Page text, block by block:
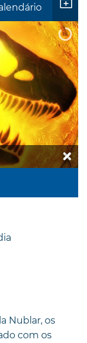
Nublar, os
com os